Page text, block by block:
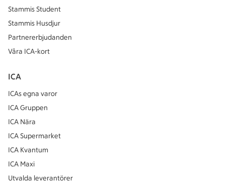
Stammis Student
Stammis Husdjur
Partnererbjudanden
Våra ICA-kort
ICA
ICAs egna varor
ICA Gruppen
ICA Nära
ICA Supermarket
ICA Kvantum
ICA Maxi
Utvalda leverantörer